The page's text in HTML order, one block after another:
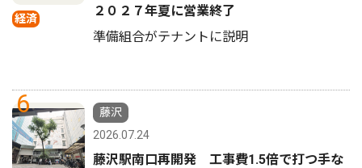
経済
２０２７年夏に営業終了
準備組合がテナントに説明
6
藤沢
2026.07.24
藤沢駅南口再開発 工事費1.5倍で打つ手な